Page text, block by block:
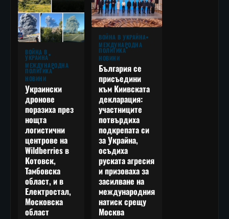
ВОЙНА В
УКРАЙНА
МЕЖДУНАРОДНА
ПОЛИТИКА
НОВИНИ
Украински
дронове
поразиха през
нощта
логистични
центрове на
Wildberries в
Котовск,
Тамбовска
област, и в
Електростал,
Московска
област
ВОЙНА В УКРАЙНА
МЕЖДУНАРОДНА
ПОЛИТИКА
НОВИНИ
България се
присъедини
към Киивската
декларация:
участниците
потвърдиха
подкрепата си
за Украйна,
осъдиха
руската агресия
и призоваха за
засилване на
международния
натиск срещу
Москва